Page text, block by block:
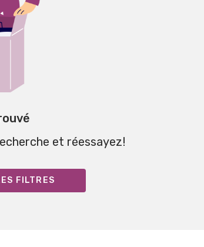
et réessayez!
FILTRES